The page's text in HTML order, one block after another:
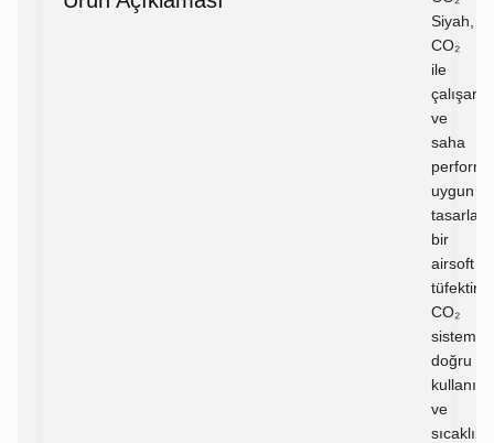
Siyah,
CO₂
ile
çalışan
ve
saha
uygun
bir
airsoft
tüfektir.
CO₂
sistemi,
doğru
kullanım
ve
sıcaklık